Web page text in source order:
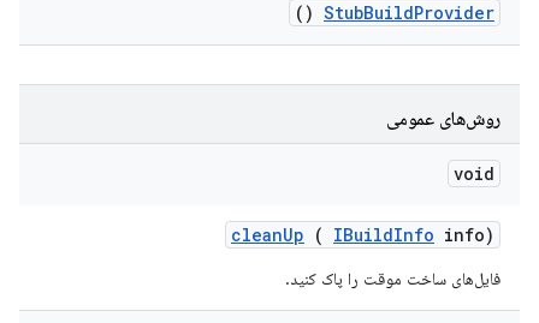
StubBuildProvider
()
روش‌های عمومی
void
cleanUp ( IBuildInfo info)
فایل‌های ساخت موقت را پاک کنید.